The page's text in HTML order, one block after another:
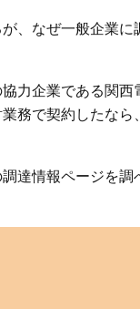
、なぜ一般企業に
力企業である関
務で契約したな
達情報ページを